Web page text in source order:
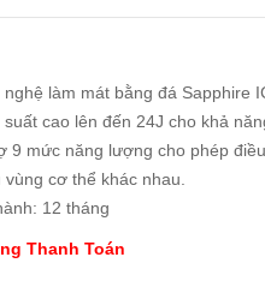
nghệ làm mát bằng đá Sapphire
suất cao lên đến 24J cho khả
9 mức năng lượng cho phép
vùng cơ thể khác nhau.
12 tháng
Thanh Toán